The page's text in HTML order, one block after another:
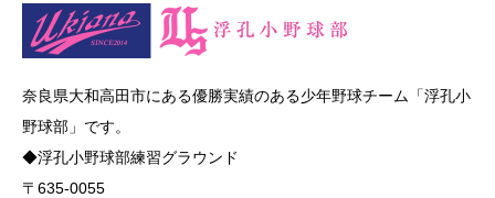
奈良県大和高田市にある優勝実績のある少年野球チーム「浮孔小
野球部」です。
◆浮孔小野球部練習グラウンド
〒635-0055